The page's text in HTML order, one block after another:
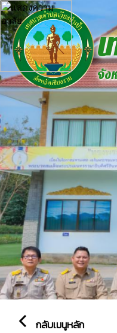
จัง
arrow_back_ios กลับเมนูหลัก